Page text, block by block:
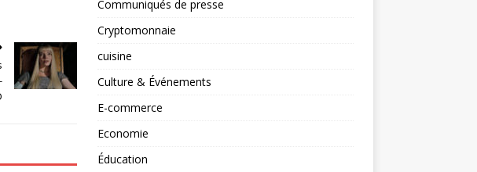
Communiqués de presse
Cryptomonnaie
cuisine
Culture & Événements
E-commerce
Economie
Éducation